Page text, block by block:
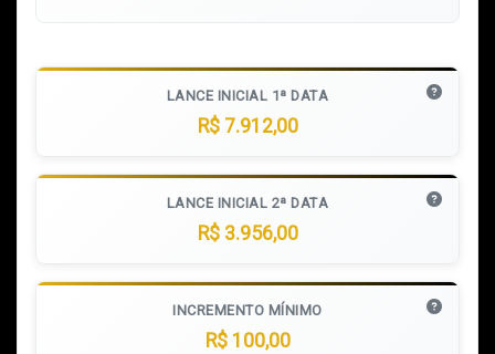
LANCE INICIAL 1ª DATA
R$ 7.912,00
LANCE INICIAL 2ª DATA
R$ 3.956,00
INCREMENTO MÍNIMO
R$ 100,00